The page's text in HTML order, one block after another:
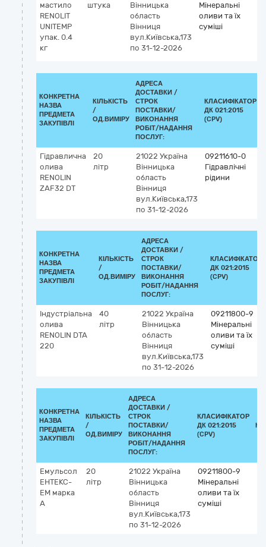
мастило
RENOLIT
UNITEMP
упак. 0.4
кг
штука
Вінницька
область
Вінниця
вул.Київська,173
по 31-12-2026
Мінеральні
оливи та їх
суміші
КОНКРЕТНА
НАЗВА
ПРЕДМЕТА
ЗАКУПІВЛІ
КІЛЬКІСТЬ
/
ОД.ВИМІРУ
АДРЕСА
ДОСТАВКИ /
СТРОК
ПОСТАВКИ/
ВИКОНАННЯ
РОБІТ/НАДАННЯ
ПОСЛУГ:
КЛАСИФІКАТОР
ДК 021:2015
(CPV)
Гідравлична
олива
RENOLIN
ZAF32 DT
20
літр
21022 Україна
Вінницька
область
Вінниця
вул.Київська,173
по 31-12-2026
09211610-0
Гідравлічні
рідини
КОНКРЕТНА
НАЗВА
ПРЕДМЕТА
ЗАКУПІВЛІ
КІЛЬКІСТЬ
/
ОД.ВИМІРУ
АДРЕСА
ДОСТАВКИ /
СТРОК
ПОСТАВКИ/
ВИКОНАННЯ
РОБІТ/НАДАННЯ
ПОСЛУГ:
КЛАСИФІКАТОР
ДК 021:2015
(CPV)
Індустріальна
олива
RENOLIN DTA
220
40
літр
21022 Україна
Вінницька
область
Вінниця
вул.Київська,173
по 31-12-2026
09211800-9
Мінеральні
оливи та їх
суміші
КОНКРЕТНА
НАЗВА
ПРЕДМЕТА
ЗАКУПІВЛІ
КІЛЬКІСТЬ
/
ОД.ВИМІРУ
АДРЕСА
ДОСТАВКИ /
СТРОК
ПОСТАВКИ/
ВИКОНАННЯ
РОБІТ/НАДАННЯ
ПОСЛУГ:
КЛАСИФІКАТОР
ДК 021:2015
(CPV)
Емульсол
ЕНТЕКС-
ЕМ марка
А
20
літр
21022 Україна
Вінницька
область
Вінниця
вул.Київська,173
по 31-12-2026
09211800-9
Мінеральні
оливи та їх
суміші